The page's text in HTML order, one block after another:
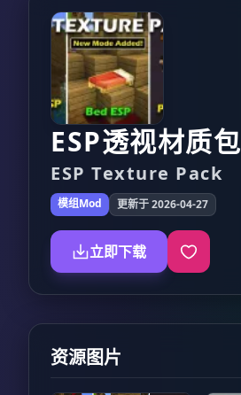
ESP透视材质包
ESP Texture Pack
模组Mod 更新于 2026-04-27
立即下载
资源图片